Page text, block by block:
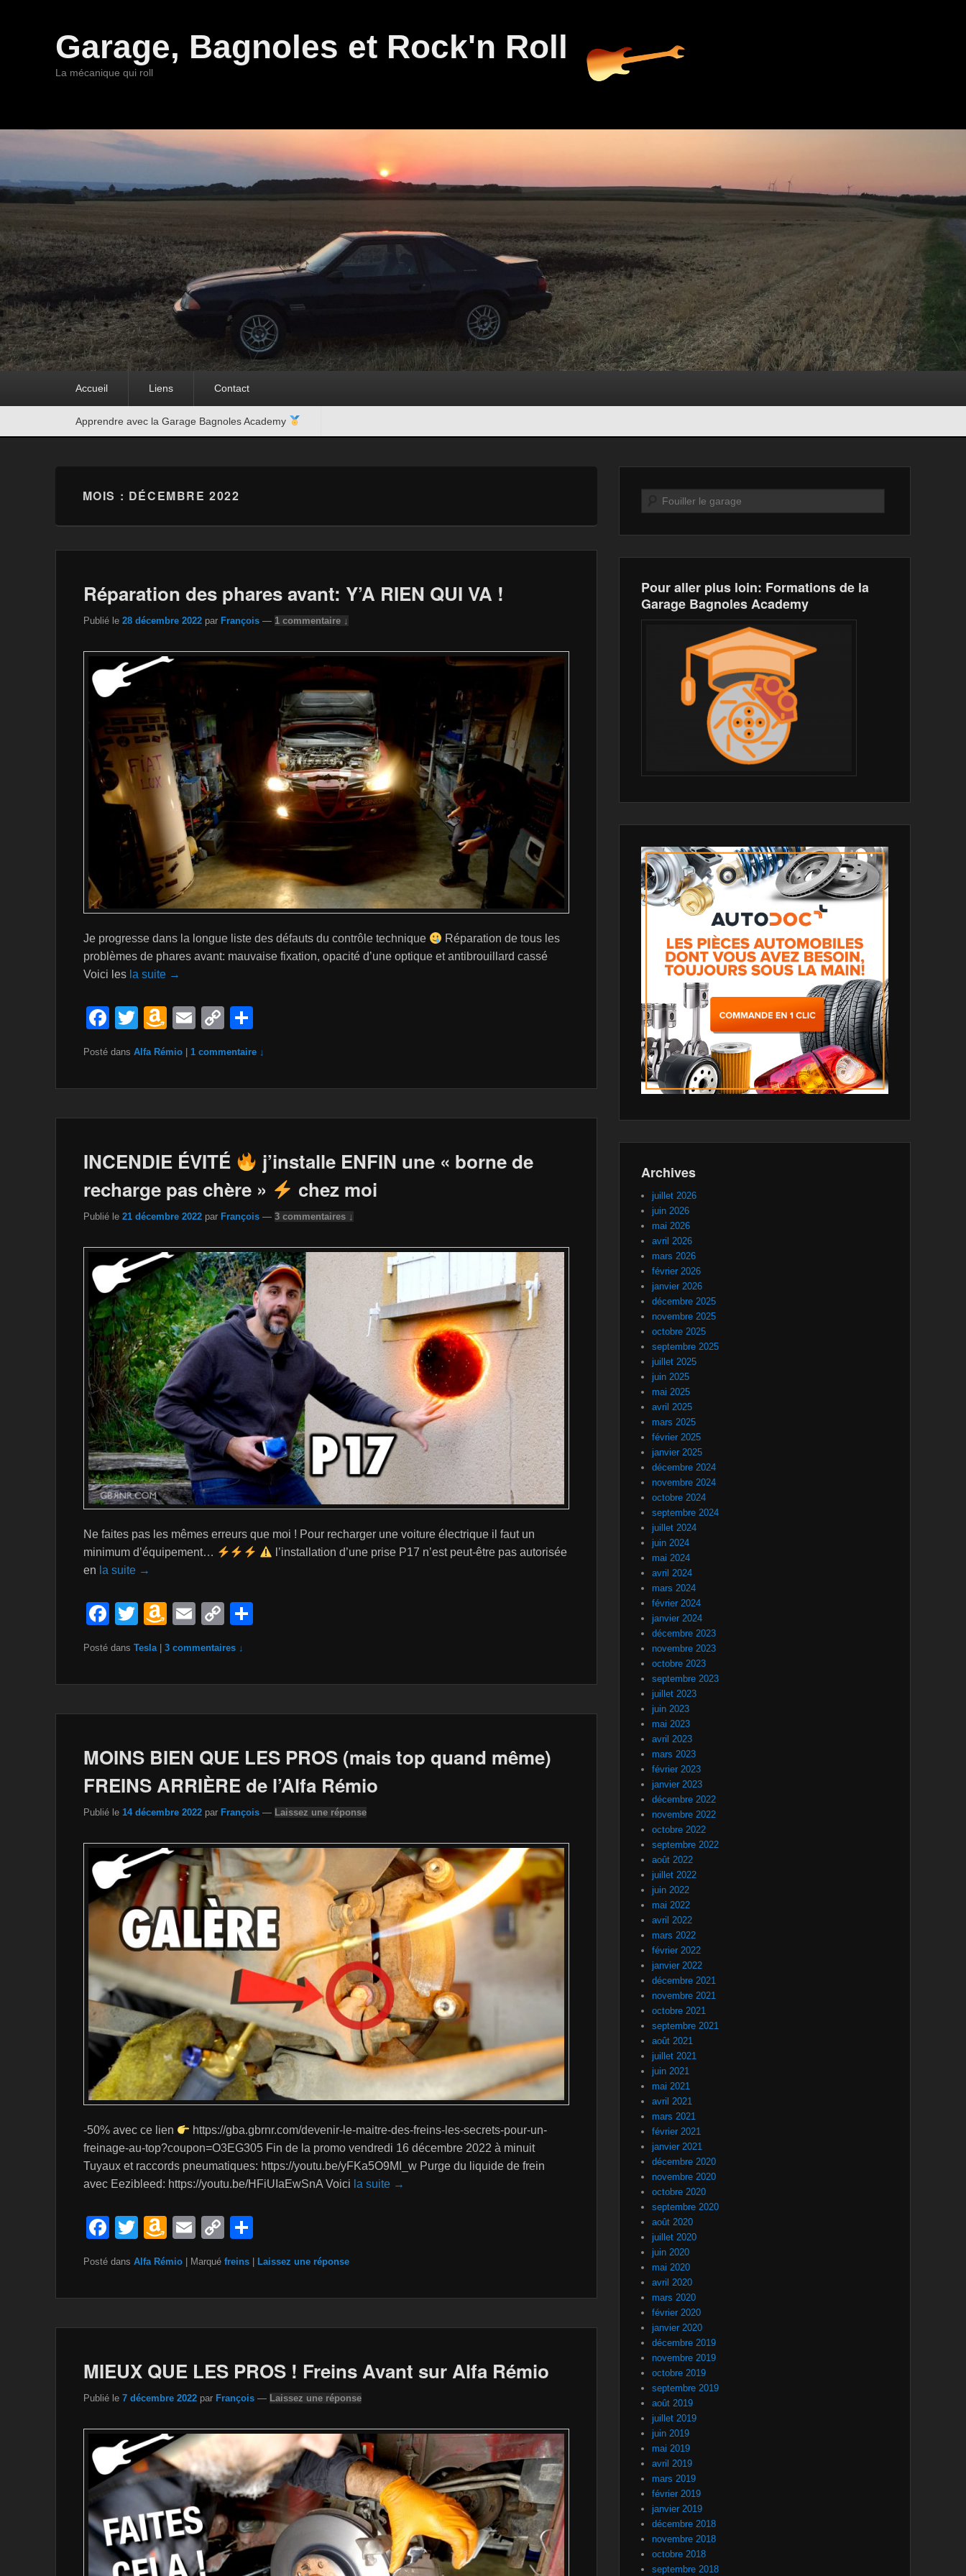
Garage, Bagnoles et Rock'n Roll
La mécanique qui roll
Accueil Liens Contact
Apprendre avec la Garage Bagnoles Academy
MOIS : DÉCEMBRE 2022
Réparation des phares avant: Y’A RIEN QUI VA !
Publié le 28 décembre 2022 par François — 1 commentaire ↓
Je progresse dans la longue liste des défauts du contrôle technique
Réparation de tous les
problèmes de phares avant: mauvaise fixation, opacité d’une optique et antibrouillard cassé
Voici les la suite →
F
c
e
o
k
T
tt
er
A
a
z
W
h
Li
st
E
ail
C
p
y
k
ta
g
Posté dans Alfa Rémio 1 commentaire ↓
INCENDIE ÉVITÉ
j’installe ENFIN une « borne de
recharge pas chère »
chez moi
Publié le 21 décembre 2022 par François — 3 commentaires ↓
Ne faites pas les mêmes erreurs que moi ! Pour recharger une voiture électrique il faut un
minimum d’équipement…
l’installation d’une prise P17 n’est peut-être pas autorisée
en la suite →
F
c
e
o
k
T
tt
er
A
a
z
W
is
h
Li
st
E
ail
C
p
y
k
g
Posté dans Tesla 3 commentaires ↓
MOINS BIEN QUE LES PROS (mais top quand même)
FREINS ARRIÈRE de l’Alfa Rémio
Publié le 14 décembre 2022 par François — Laissez une réponse
-50% avec ce lien
https://gba.gbrnr.com/devenir-le-maitre-des-freins-les-secrets-pour-un-
freinage-au-top?coupon=O3EG305 Fin de la promo vendredi 16 décembre 2022 à minuit
Tuyaux et raccords pneumatiques: https://youtu.be/yFKa5O9MI_w Purge du liquide de frein
avec Eezibleed: https://youtu.be/HFiUIaEwSnA Voici la suite →
F
c
e
o
k
T
tt
er
A
a
z
W
is
Li
st
E
ail
C
p
y
k
ta
g
Posté dans Alfa Rémio Marqué freins Laissez une réponse
MIEUX QUE LES PROS ! Freins Avant sur Alfa Rémio
Publié le 7 décembre 2022 par François — Laissez une réponse
Recherche
Pour aller plus loin: Formations de la
Garage Bagnoles Academy
Archives
juillet 2026
juin 2026
mai 2026
avril 2026
mars 2026
février 2026
janvier 2026
décembre 2025
novembre 2025
octobre 2025
septembre 2025
juillet 2025
juin 2025
mai 2025
avril 2025
mars 2025
février 2025
janvier 2025
décembre 2024
novembre 2024
octobre 2024
septembre 2024
juillet 2024
juin 2024
mai 2024
avril 2024
mars 2024
février 2024
janvier 2024
décembre 2023
novembre 2023
octobre 2023
septembre 2023
juillet 2023
juin 2023
mai 2023
avril 2023
mars 2023
février 2023
janvier 2023
décembre 2022
novembre 2022
octobre 2022
septembre 2022
août 2022
juillet 2022
juin 2022
mai 2022
avril 2022
mars 2022
février 2022
janvier 2022
décembre 2021
novembre 2021
octobre 2021
septembre 2021
août 2021
juillet 2021
juin 2021
mai 2021
avril 2021
mars 2021
février 2021
janvier 2021
décembre 2020
novembre 2020
octobre 2020
septembre 2020
août 2020
juillet 2020
juin 2020
mai 2020
avril 2020
mars 2020
février 2020
janvier 2020
décembre 2019
novembre 2019
octobre 2019
septembre 2019
août 2019
juillet 2019
juin 2019
mai 2019
avril 2019
mars 2019
février 2019
janvier 2019
décembre 2018
novembre 2018
octobre 2018
septembre 2018